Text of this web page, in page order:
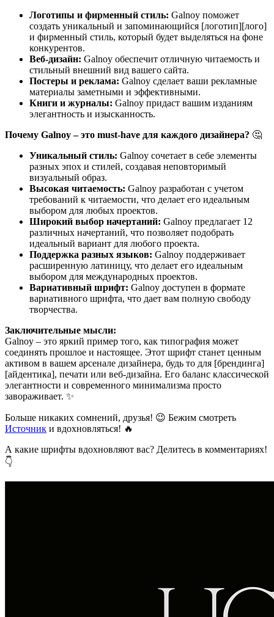
Логотипы и фирменный стиль: Galnoy поможет
создать уникальный и запоминающийся [логотип][лого]
и фирменный стиль, который будет выделяться на фоне
конкурентов.
Веб-дизайн: Galnoy обеспечит отличную читаемость и
стильный внешний вид вашего сайта.
Постеры и реклама: Galnoy сделает ваши рекламные
материалы заметными и эффективными.
Книги и журналы: Galnoy придаст вашим изданиям
элегантность и изысканность.
Почему Galnoy – это must-have для каждого дизайнера? 🤔
Уникальный стиль: Galnoy сочетает в себе элементы
разных эпох и стилей, создавая неповторимый
визуальный образ.
Высокая читаемость: Galnoy разработан с учетом
требований к читаемости, что делает его идеальным
выбором для любых проектов.
Широкий выбор начертаний: Galnoy предлагает 12
различных начертаний, что позволяет подобрать
идеальный вариант для любого проекта.
Поддержка разных языков: Galnoy поддерживает
расширенную латиницу, что делает его идеальным
выбором для международных проектов.
Вариативный шрифт: Galnoy доступен в формате
вариативного шрифта, что дает вам полную свободу
творчества.
Заключительные мысли:
Galnoy – это яркий пример того, как типография может
соединять прошлое и настоящее. Этот шрифт станет ценным
активом в вашем арсенале дизайнера, будь то для [брендинга]
[айдентика], печати или веб-дизайна. Его баланс классической
элегантности и современного минимализма просто
завораживает. ✨
Больше никаких сомнений, друзья! 😉 Бежим смотреть
Источник и вдохновляться! 🔥
А какие шрифты вдохновляют вас? Делитесь в комментариях!
👇